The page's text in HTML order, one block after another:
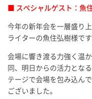
■ スペシャルゲスト：魚
今年の新年会を一層盛り
ライターの魚住弘樹様です
会場に響き渡る力強く温
同、明日からの活力とな
テージで会場を包み込ん
ございました。